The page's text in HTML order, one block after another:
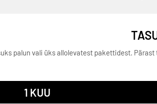
palun vali üks allolevatest pakettidest.
1 KUU